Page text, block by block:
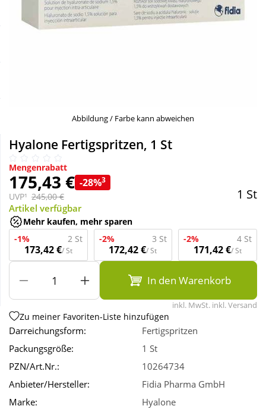
Täglich gut versorgt
Körperpflege & Kosmetik
Nahrungsergänzung
Natur & Homöopathie
Sanitätshaus
Sport & Fitness
Tierbedarf
Wellness
Abbildung / Farbe kann abweichen
Hyalone Fertigspritzen, 1 St
Mengenrabatt
175,43 € -28%3
UVP¹ 245,00 € 1 St
Artikel verfügbar
Mehr kaufen, mehr sparen
-1%
2 St
173,42 €/ St
-2% 3 St
172,42 €/ St
-2% 4 St
171,42 €/ St
In den Warenkorb
inkl. MwSt. inkl. Versand
Zu meiner Favoriten-Liste hinzufügen
Darreichungsform:
Fertigspritzen
Packungsgröße:
1 St
PZN/Art.Nr.:
10264734
Anbieter/Hersteller:
Fidia Pharma GmbH
Marke:
Hyalone